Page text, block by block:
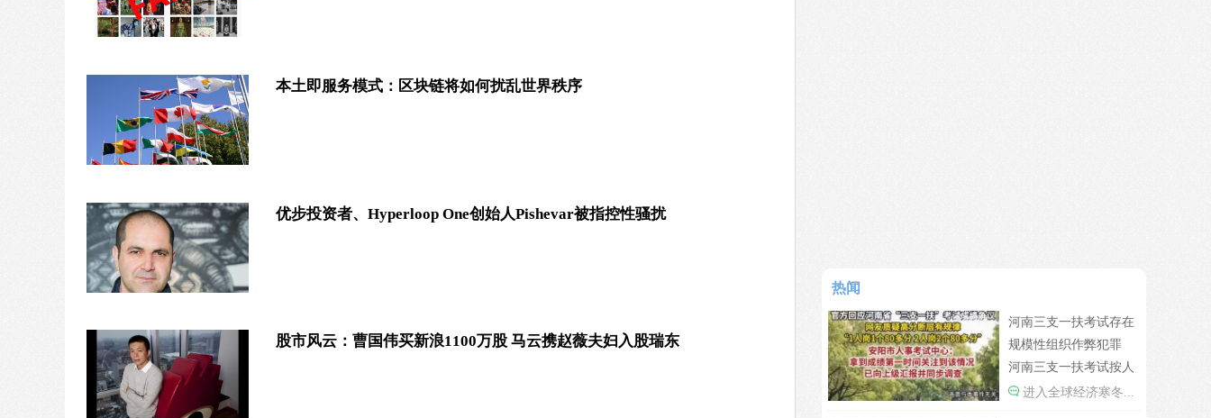
本土即服务模式：区块链将如何扰乱世界秩序
优步投资者、Hyperloop One创始人Pishevar被指控性骚扰
股市风云：曹国伟买新浪1100万股 马云携赵薇夫妇入股瑞东
热闻
河南三支一扶考试存在
规模性组织作弊犯罪
河南三支一扶考试按人
头给分数
进入全球经济寒冬...